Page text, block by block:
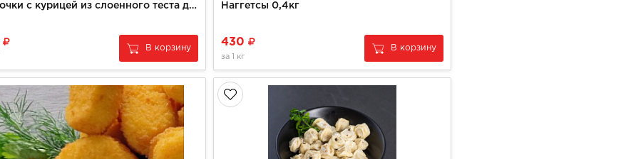
Мешочки с курицей из слоенного теста домашние
В корзину
Наггетсы 0,4кг
430
за 1 кг
В корзину